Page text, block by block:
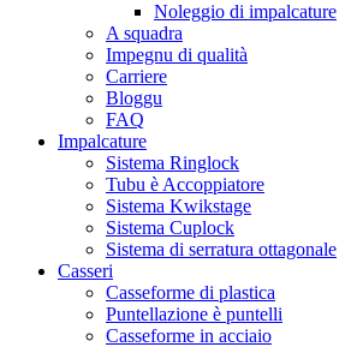
Noleggio di impalcature
A squadra
Impegnu di qualità
Carriere
Bloggu
FAQ
Impalcature
Sistema Ringlock
Tubu è Accoppiatore
Sistema Kwikstage
Sistema Cuplock
Sistema di serratura ottagonale
Casseri
Casseforme di plastica
Puntellazione è puntelli
Casseforme in acciaio